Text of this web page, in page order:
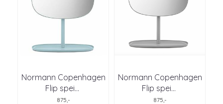
Normann Copenhagen
Flip spei...
875,-
Normann Copenhagen
Flip spei...
875,-